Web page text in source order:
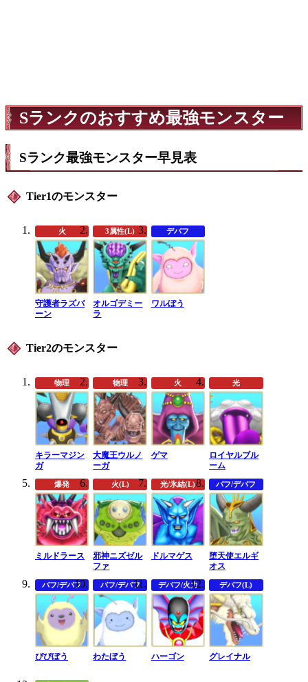
Sランクのおすすめ最強モンスター
Sランク最強モンスター早見表
Tier1のモンスター
火
守護者ラズバ
ーン
3属性(L)
オルゴデミー
ラ
デバフ
ワルぼう
Tier2のモンスター
物理
キラーマジン
ガ
物理
大魔王ウルノ
ーガ
火
ゲマ
光
ロイヤルブル
ーム
爆発
ミルドラース
火(L)
邪神ニズゼル
ファ
光/氷結(L)
ドルマゲス
バフ/デバフ
堕天使エルギ
オス
バフ/デバフ
ぴぴぼう
バフ/デバフ
わたぼう
デバフ/火力
ハーゴン
デバフ(L)
グレイナル